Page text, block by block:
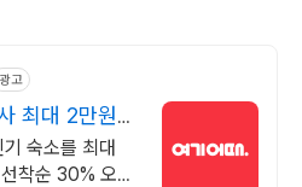
광고
최대 2만원
숙소를 최대
착순 30% 오픈